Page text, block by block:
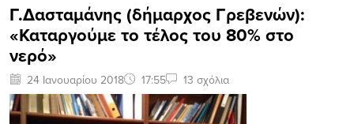
Γ.Δασταμάνης (δήμαρχος Γρεβενών):
«Καταργούμε το τέλος του 80% στο
νερό»
24 Ιανουαρίου 2018 17:55 13 σχόλια